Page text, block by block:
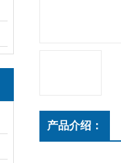
产品介绍：